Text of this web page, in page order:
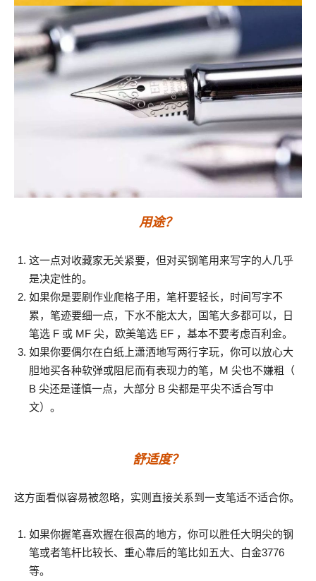
用途？
这一点对收藏家无关紧要，但对买钢笔用来写字的人几乎
是决定性的。
如果你是要刷作业爬格子用，笔杆要轻长，时间写字不
累，笔迹要细一点，下水不能太大，国笔大多都可以，日
笔选 F 或 MF 尖，欧美笔选 EF ，基本不要考虑百利金。
如果你要偶尔在白纸上潇洒地写两行字玩，你可以放心大
胆地买各种软弹或阻尼而有表现力的笔，M 尖也不嫌粗（
B 尖还是谨慎一点，大部分 B 尖都是平尖不适合写中
文）。
舒适度？
这方面看似容易被忽略，实则直接关系到一支笔适不适合你。
如果你握笔喜欢握在很高的地方，你可以胜任大明尖的钢
笔或者笔杆比较长、重心靠后的笔比如五大、白金3776
等。